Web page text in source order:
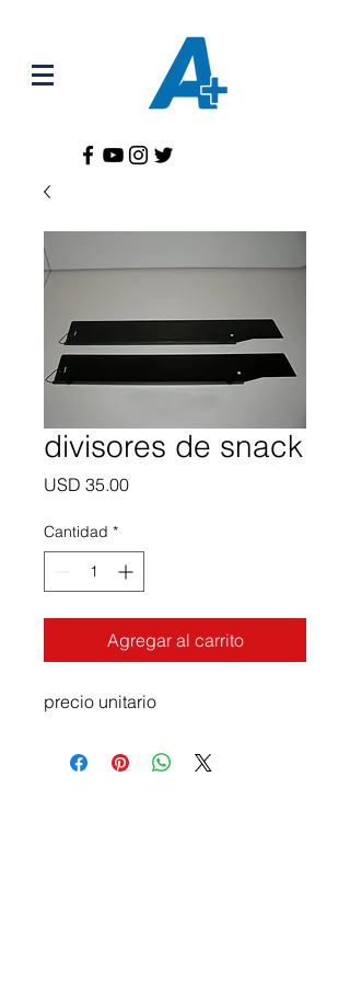
divisores de snack
USD 35.00Precio
Cantidad *
Agregar al carrito
precio unitario